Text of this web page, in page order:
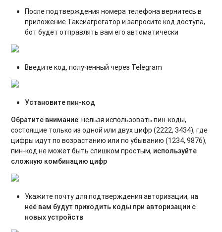
После подтверждения номера телефона вернитесь в
приложение Таксиагрегатор и запросите код доступа,
бот будет отправлять вам его автоматически
Введите код, полученный через Telegram
Установите пин-код
Обратите внимание: нельзя использовать пин-коды,
состоящие только из одной или двух цифр (2222, 3434), где
цифры идут по возрастанию или по убыванию (1234, 9876),
пин-код не может быть слишком простым, используйте
сложную комбинацию цифр
Укажите почту для подтверждения авторизации, на
неё вам будут приходить коды при авторизации с
новых устройств